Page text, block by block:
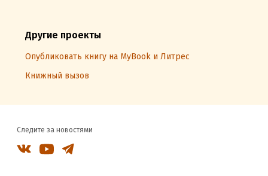
Другие проекты
Опубликовать книгу на MyBook и Литрес
Книжный вызов
Следите за новостями